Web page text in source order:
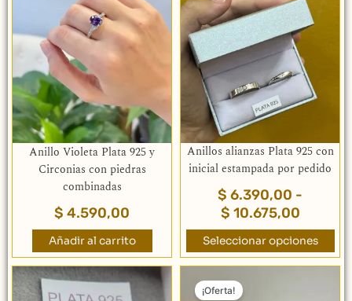
Anillo Violeta Plata 925 y
Circonias con piedras
combinadas
$ 4.590,00
Añadir al carrito
Anillos alianzas Plata 925 con
inicial estampada por pedido
$ 6.390,00 -
$ 10.675,00
de
desde
$
hasta
$
Seleccionar opciones
producto
tiene
múltiples
variantes.
Las
opciones
se
elegir
en
página
de
producto
¡Oferta!